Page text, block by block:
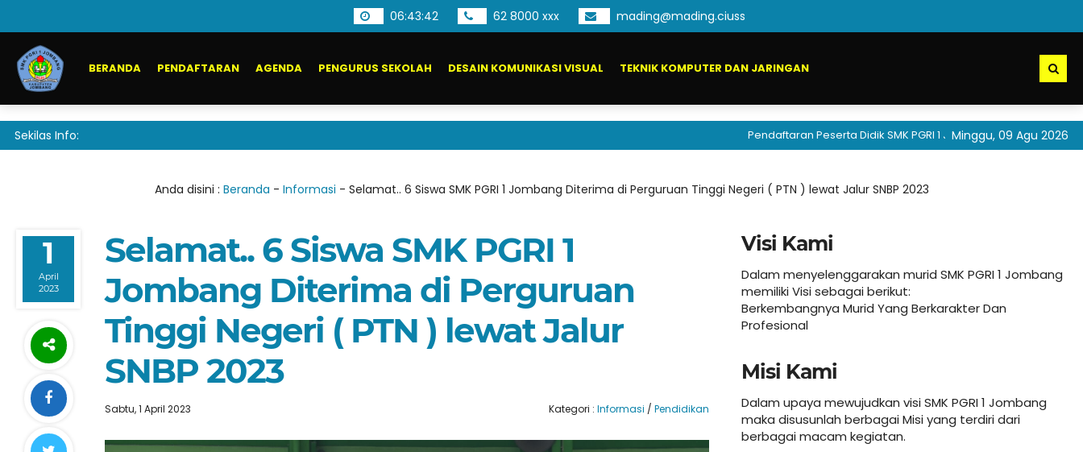
06:43:44 62 8000 xxx mading@mading.ciuss
BERANDA PENDAFTARAN AGENDA PENGURUS SEKOLAH DESAIN KOMUNIKASI VISUAL TEKNIK KOMPUTER DAN JARINGAN
Sekilas Info: Minggu, 09 Agu 2026
Pendaftaran Peserta Didik SMK PGRI 1 Jombang akan segera dibuka
Anda disini : Beranda - Informasi - Selamat.. 6 Siswa SMK PGRI 1 Jombang Diterima di Perguruan Tinggi Negeri ( PTN ) lewat Jalur SNBP 2023
1
April
2023
Selamat.. 6 Siswa SMK PGRI 1
Jombang Diterima di Perguruan
Tinggi Negeri ( PTN ) lewat Jalur
SNBP 2023
Sabtu, 1 April 2023 Kategori :Informasi /Pendidikan
Visi Kami
Dalam menyelenggarakan murid SMK PGRI 1 Jombang
memiliki Visi sebagai berikut:
Berkembangnya Murid Yang Berkarakter Dan
Profesional
Misi Kami
Dalam upaya mewujudkan visi SMK PGRI 1 Jombang
maka disusunlah berbagai Misi yang terdiri dari
berbagai macam kegiatan.